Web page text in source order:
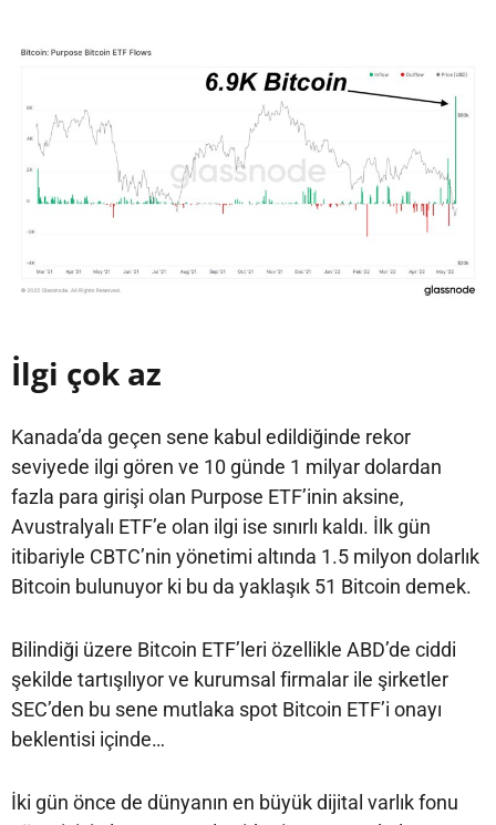
İlgi çok az
Kanada’da geçen sene kabul edildiğinde rekor
seviyede ilgi gören ve 10 günde 1 milyar dolardan
fazla para girişi olan Purpose ETF’inin aksine,
Avustralyalı ETF’e olan ilgi ise sınırlı kaldı. İlk gün
itibariyle CBTC’nin yönetimi altında 1.5 milyon dolarlık
Bitcoin bulunuyor ki bu da yaklaşık 51 Bitcoin demek.
Bilindiği üzere Bitcoin ETF’leri özellikle ABD’de ciddi
şekilde tartışılıyor ve kurumsal firmalar ile şirketler
SEC’den bu sene mutlaka spot Bitcoin ETF’i onayı
beklentisi içinde…
İki gün önce de dünyanın en büyük dijital varlık fonu